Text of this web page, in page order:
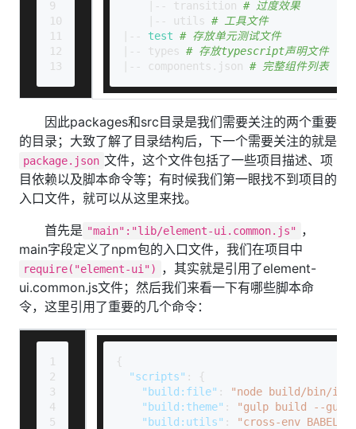
9
10
11
12
13
    |-- transition
# 过度效果
    |-- utils
# 工具文件
|-- test # 存放单元测试文件
|-- types # 存放typescript声明文件
|-- components.json # 完整组件列表
因此packages和src目录是我们需要关注的两个重要
的目录；大致了解了目录结构后，下一个需要关注的就是
package.json 文件，这个文件包括了一些项目描述、项
目依赖以及脚本命令等；有时候我们第一眼找不到项目的
入口文件，就可以从这里来找。
首先是 "main":"lib/element-ui.common.js" ，
main字段定义了npm包的入口文件，我们在项目中
require("element-ui")
，其实就是引用了element-
ui.common.js文件；然后我们来看一下有哪些脚本命
令，这里引用了重要的几个命令：
1
2
3
4
5
{
"scripts" :
{
"build:file" :
"node build/bin/
"build:theme" :
"gulp build --
"build:utils" :
"cross-env